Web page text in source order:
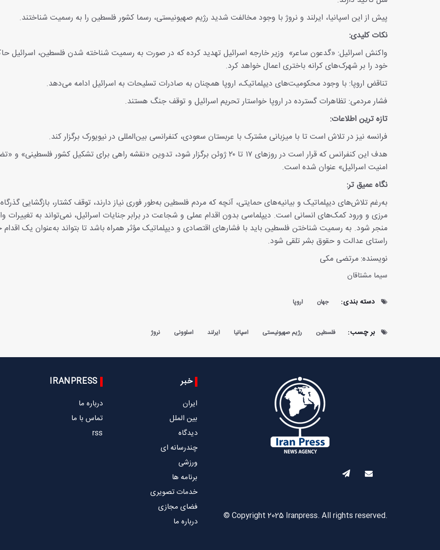
پیش از این اسپانیا، ایرلند و نروژ با وجود مخالفت شدید رژیم صهیونیستی، رسما کشور فلسطین را به رسمیت شناختند.
نکات کلیدی:
واکنش اسرائیل: «گدعون ساعر» وزیر خارجه اسرائیل تهدید کرده که در صورت به رسمیت شناخته شدن فلسطین، اسرائیل
خود را بر شهرک‌های کرانه باختری اعمال خواهد کرد.
تناقض اروپا: با وجود محکومیت‌های دیپلماتیک، اروپا همچنان به صادرات تسلیحات به اسرائیل ادامه می‌دهد.
فشار مردمی: تظاهرات گسترده در اروپا خواستار تحریم اسرائیل و توقف جنگ هستند.
تازه ترین اطلاعات:
فرانسه نیز در تلاش است تا با میزبانی مشترک با عربستان سعودی، کنفرانسی بین‌المللی در نیویورک برگزار کند.
هدف این کنفرانس که قرار است در روزهای ۱۷ تا ۲۰ ژوئن برگزار شود، تدوین «نقشه راهی برای تشکیل کشور فلسطینی»
امنیت اسرائیل» عنوان شده است.
نگاه عمیق تر:
به‌رغم تلاش‌های دیپلماتیک و بیانیه‌های حمایتی، آنچه که مردم فلسطین به‌طور فوری نیاز دارند، توقف کشتار، بازگشایی
مرزی و ورود کمک‌های انسانی است. دیپلماسی بدون اقدام عملی و شجاعت در برابر جنایات اسرائیل، نمی‌تواند به تغییرات
منجر شود. به رسمیت شناختن فلسطین باید با فشارهای اقتصادی و دیپلماتیک مؤثر همراه باشد تا بتواند به‌عنوان یک
راستای عدالت و حقوق بشر تلقی شود.
نویسنده: مرتضی مکی
سیما مشتاقان
دسته بندی: جهان اروپا
بر چسب: فلسطین رژیم صهیونیستی اسپانیا ایرلند اسلوونی نروژ
© Copyright 2025 Iranpress. All rights reserved.
خبر
ایران
بین الملل
دیدگاه
چندرسانه ای
ورزشی
برنامه ها
خدمات تصویری
فضای مجازی
درباره ما
IRANPRESS
درباره ما
تماس با ما
rss